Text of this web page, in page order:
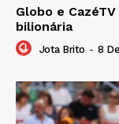
Globo e
bilionária
Jota Brito - 8